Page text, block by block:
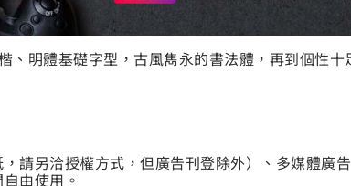
、明體基礎字型，古風雋永的書法體，再到個性
請另洽授權方式，但廣告刊登除外）、多媒體廣
由使用。